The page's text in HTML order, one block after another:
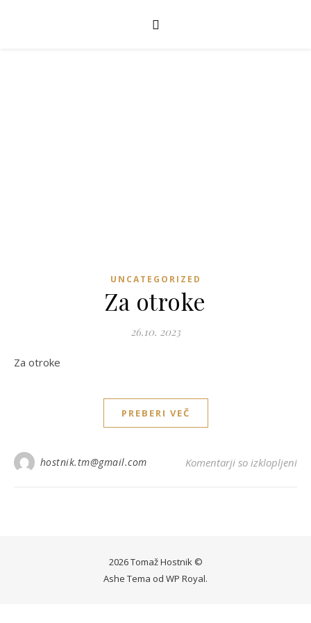
UNCATEGORIZED
Za otroke
26.10. 2023
Za otroke
PREBERI VEČ
hostnik.tm@gmail.com Komentarji so izklopljeni
2026 Tomaž Hostnik ©
Ashe Tema od WP Royal.